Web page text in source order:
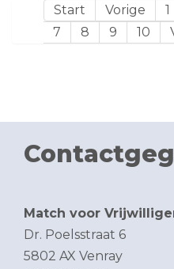
Start Vorige 1
7
8 9 10
Match voor
Dr. Poelsstraat 6
5802 AX Venray